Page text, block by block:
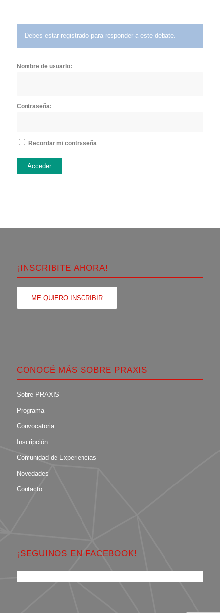
Debes estar registrado para responder a este debate.
Nombre de usuario:
Contraseña:
Recordar mi contraseña
Acceder
¡INSCRIBITE AHORA!
ME QUIERO INSCRIBIR
CONOCÉ MÁS SOBRE PRAXIS
Sobre PRAXIS
Programa
Convocatoria
Inscripción
Comunidad de Experiencias
Novedades
Contacto
¡SEGUINOS EN FACEBOOK!